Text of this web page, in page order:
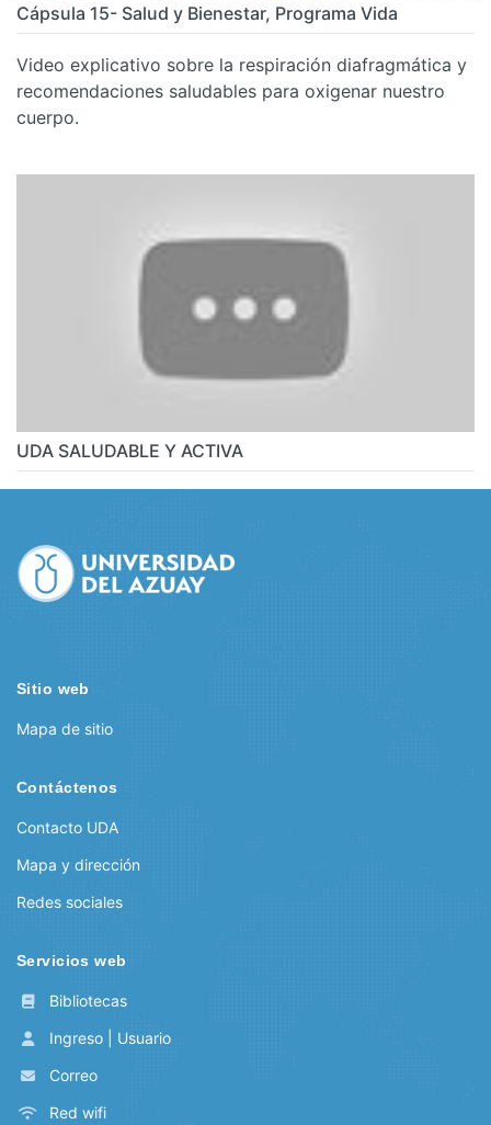
Cápsula 15- Salud y Bienestar, Programa Vida
Video explicativo sobre la respiración diafragmática y
recomendaciones saludables para oxigenar nuestro
cuerpo.
UDA SALUDABLE Y ACTIVA
Sitio web
Mapa de sitio
Contáctenos
Contacto UDA
Mapa y dirección
Redes sociales
Servicios web
Bibliotecas
Ingreso | Usuario
Correo
Red wifi